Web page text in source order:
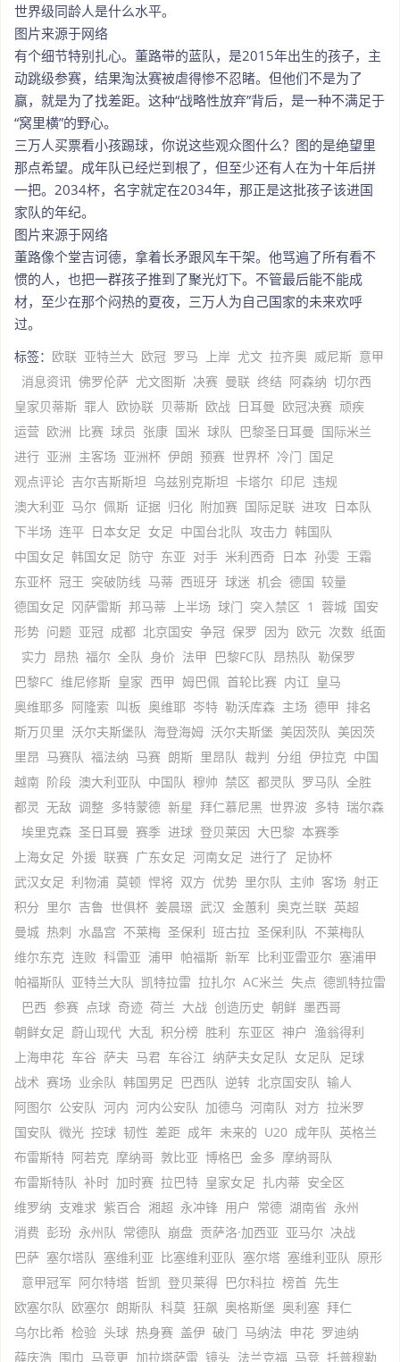
世界级同龄人是什么水平。
图片来源于网络
有个细节特别扎心。董路带的蓝队，是2015年出生的孩子，主
动跳级参赛，结果淘汰赛被虐得惨不忍睹。但他们不是为了
赢，就是为了找差距。这种“战略性放弃”背后，是一种不满足于
“窝里横”的野心。
三万人买票看小孩踢球，你说这些观众图什么？图的是绝望里
那点希望。成年队已经烂到根了，但至少还有人在为十年后拼
一把。2034杯，名字就定在2034年，那正是这批孩子该进国
家队的年纪。
图片来源于网络
董路像个堂吉诃德，拿着长矛跟风车干架。他骂遍了所有看不
惯的人，也把一群孩子推到了聚光灯下。不管最后能不能成
材，至少在那个闷热的夏夜，三万人为自己国家的未来欢呼
过。
标签： 欧联 亚特兰大 欧冠 罗马 上岸 尤文 拉齐奥 威尼斯 意甲
消息资讯 佛罗伦萨 尤文图斯 决赛 曼联 终结 阿森纳 切尔西
皇家贝蒂斯 罪人 欧协联 贝蒂斯 欧战 日耳曼 欧冠决赛 顽疾
运营 欧洲 比赛 球员 张康 国米 球队 巴黎圣日耳曼 国际米兰
进行 亚洲 主客场 亚洲杯 伊朗 预赛 世界杯 冷门 国足
观点评论 吉尔吉斯斯坦 乌兹别克斯坦 卡塔尔 印尼 违规
澳大利亚 马尔 佩斯 证据 归化 附加赛 国际足联 进攻 日本队
下半场 连平 日本女足 女足 中国台北队 攻击力 韩国队
中国女足 韩国女足 防守 东亚 对手 米利西奇 日本 孙雯 王霜
东亚杯 冠王 突破防线 马蒂 西班牙 球迷 机会 德国 较量
德国女足 冈萨雷斯 邦马蒂 上半场 球门 突入禁区 1 蓉城 国安
形势 问题 亚冠 成都 北京国安 争冠 保罗 因为 欧元 次数 纸面
实力 昂热 福尔 全队 身价 法甲 巴黎FC队 昂热队 勒保罗
巴黎FC 维尼修斯 皇家 西甲 姆巴佩 首轮比赛 内讧 皇马
奥维耶多 阿隆索 叫板 奥维耶 岑特 勒沃库森 主场 德甲 排名
斯万贝里 沃尔夫斯堡队 海登海姆 沃尔夫斯堡 美因茨队 美因茨
里昂 马赛队 福法纳 马赛 朗斯 里昂队 裁判 分组 伊拉克 中国
越南 阶段 澳大利亚队 中国队 穆帅 禁区 都灵队 罗马队 全胜
都灵 无敌 调整 多特蒙德 新星 拜仁慕尼黑 世界波 多特 瑞尔森
埃里克森 圣日耳曼 赛季 进球 登贝莱因 大巴黎 本赛季
上海女足 外援 联赛 广东女足 河南女足 进行了
足协杯
武汉女足 利物浦 莫顿 悍将 双方 优势 里尔队 主帅 客场 射正
积分 里尔 吉鲁 世俱杯 姜晨璟 武汉 金蕙利 奥克兰联 英超
曼城 热刺 水晶宫 不莱梅 圣保利 班古拉 圣保利队 不莱梅队
维尔东克 连败 科雷亚 浦甲 帕福斯 新军 比利亚雷亚尔 塞浦甲
帕福斯队 亚特兰大队 凯特拉雷 拉扎尔 AC米兰 失点 德凯特拉雷
巴西 参赛 点球 奇迹 荷兰 大战 创造历史 朝鲜 墨西哥
朝鲜女足 蔚山现代 大乱 积分榜 胜利 东亚区 神户 渔翁得利
上海申花 车谷 萨夫 马君 车谷江 纳萨夫女足队 女足队 足球
战术 赛场 业余队 韩国男足 巴西队 逆转 北京国安队 输人
阿图尔 公安队 河内 河内公安队 加德乌 河南队 对方 拉米罗
国安队 微光 控球 韧性 差距 成年 未来的 U20 成年队 英格兰
布雷斯特 阿若克 摩纳哥 敦比亚 博格巴 金多 摩纳哥队
布雷斯特队 补时 加时赛 拉巴特 皇家女足 扎内蒂 安全区
维罗纳 支难求 紫百合 湘超 永冲锋 用户 常德 湖南省 永州
消费 彭玢 永州队 常德队 崩盘 贡萨洛·加西亚 亚马尔 决战
巴萨 塞尔塔队 塞维利亚 比塞维利亚队 塞尔塔 塞维利亚队 原形
意甲冠军 阿尔特塔 哲凯 登贝莱得 巴尔科拉 榜首 先生
欧塞尔队 欧塞尔 朗斯队 科莫 狂飙 奥格斯堡 奥利塞 拜仁
乌尔比希 检验 头球 热身赛 盖伊 破门 马纳法 申花 罗迪纳
薛庆浩 围巾 马竞更 加拉塔萨雷 镜头 法兰克福 马竞 托普穆勒